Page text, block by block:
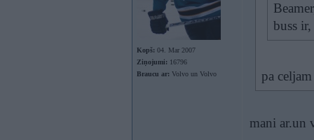
Kopš: 04. Mar 2007
Ziņojumi: 16796
Braucu ar: Volvo un Volvo
buss
pa
mani ar.un